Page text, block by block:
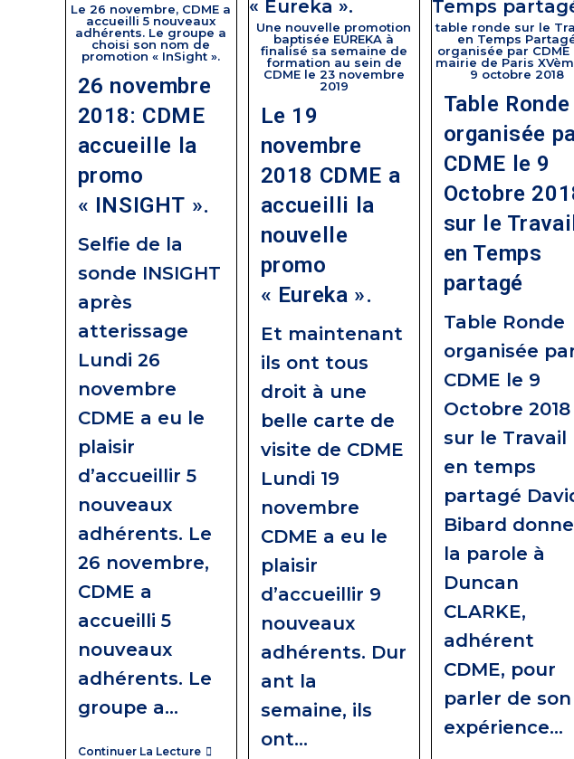
Le 26 novembre, CDME a
accueilli 5 nouveaux
adhérents. Le groupe a
choisi son nom de
promotion « InSight ».
26 novembre
2018: CDME
accueille la
promo
« INSIGHT ».
Selfie de la
sonde INSIGHT
après
atterissage
Lundi 26
novembre
CDME a eu le
plaisir
d’accueillir 5
nouveaux
adhérents. Le
26 novembre,
CDME a
accueilli 5
nouveaux
adhérents. Le
groupe a…
Continuer La Lecture
Une nouvelle promotion
baptisée EUREKA à
finalisé sa semaine de
formation au sein de
CDME le 23 novembre
2019
Le 19
novembre
2018 CDME a
accueilli la
nouvelle
promo
« Eureka ».
Et maintenant
ils ont tous
droit à une
belle carte de
visite de CDME
Lundi 19
novembre
CDME a eu le
plaisir
d’accueillir 9
nouveaux
adhérents. Dur
ant la
semaine, ils
ont…
table ronde sur le
en Temps
organisée par CDME
mairie de Paris
9 octobre 2018
Table Ronde
organisée
CDME le 9
Octobre
sur le
en Temps
partagé
Table Ronde
organisée
CDME le 9
Octobre 2018
sur le Travail
en temps
partagé
Bibard donne
la parole à
Duncan
CLARKE,
adhérent
CDME, pour
parler de son
expérience…